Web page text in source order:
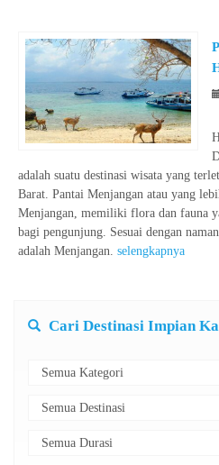
adalah suatu destinasi wisata yang
Barat. Pantai Menjangan atau yang
Menjangan, memiliki flora dan fauna
bagi pengunjung. Sesuai dengan
adalah Menjangan. selengkapnya
Cari Destinasi Impian